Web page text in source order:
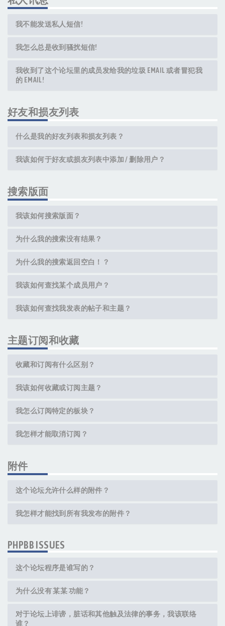
我不能发送私人短信!
我怎么总是收到骚扰短信!
我收到了这个论坛里的成员发给我的垃圾 EMAIL 或者冒犯我
的 EMAIL!
好友和损友列表
什么是我的好友列表和损友列表？
我该如何于好友或损友列表中添加 / 删除用户？
搜索版面
我该如何搜索版面？
为什么我的搜索没有结果？
为什么我的搜索返回空白！？
我该如何查找某个成员用户？
我该如何查找我发表的帖子和主题？
主题订阅和收藏
收藏和订阅有什么区别？
我该如何收藏或订阅主题？
我怎么订阅特定的板块？
我怎样才能取消订阅？
附件
这个论坛允许什么样的附件？
我怎样才能找到所有我发布的附件？
PHPBB ISSUES
这个论坛程序是谁写的？
为什么没有 某某 功能？
对于论坛上诽谤，脏话和其他触及法律的事务，我该联络
谁？